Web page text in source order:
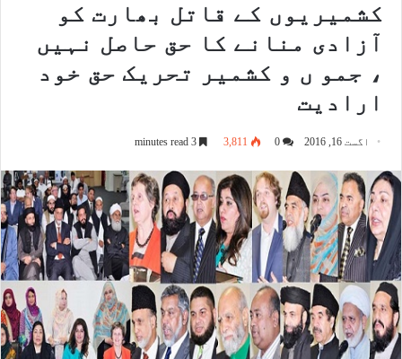
کشمیریوں کے قاتل بھارت کو
آزادی منانے کا حق حاصل نہیں
، جمو ں و کشمیر تحریک حق خود
ارادیت
اگست 16, 2016 3,811